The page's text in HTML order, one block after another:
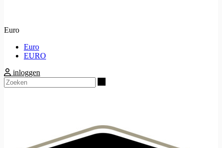
Euro
Euro
EURO
inloggen